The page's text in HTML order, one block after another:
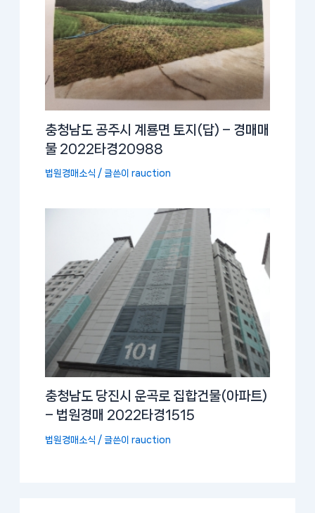
충청남도 공주시 계룡면 토지(답) – 경매매
물 2022타경20988
법원경매소식 / 글쓴이rauction
충청남도 당진시 운곡로 집합건물(아파트)
– 법원경매 2022타경1515
법원경매소식 / 글쓴이rauction